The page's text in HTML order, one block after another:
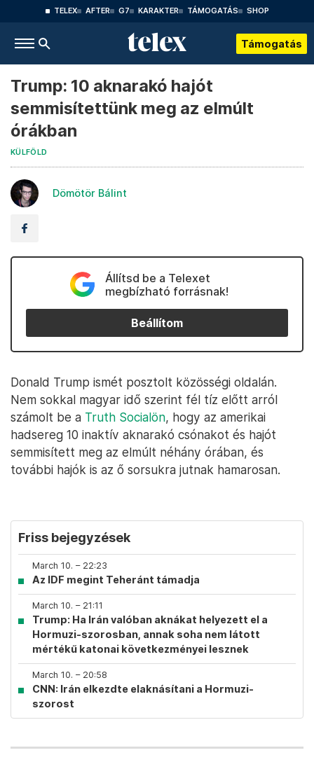
TELEX AFTER G7 KARAKTER TÁMOGATÁS SHOP
Támogatás
Trump: 10 aknarakó hajót
semmisítettünk meg az elmúlt
órákban
KÜLFÖLD
Dömötör Bálint
Állítsd be a Telexet
megbízható forrásnak!
Beállítom
Donald Trump ismét posztolt közösségi oldalán.
Nem sokkal magyar idő szerint fél tíz előtt arról
számolt be a Truth Socialön, hogy az amerikai
hadsereg 10 inaktív aknarakó csónakot és hajót
semmisített meg az elmúlt néhány órában, és
további hajók is az ő sorsukra jutnak hamarosan.
Friss bejegyzések
March 10. – 22:23
Az IDF megint Teheránt támadja
March 10. – 21:11
Trump: Ha Irán valóban aknákat helyezett el a
Hormuzi-szorosban, annak soha nem látott
mértékű katonai következményei lesznek
March 10. – 20:58
CNN: Irán elkezdte elaknásítani a Hormuzi-
szorost